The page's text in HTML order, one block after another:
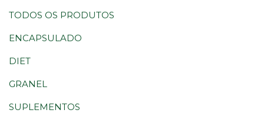
TODOS OS PRODUTOS
ENCAPSULADO
DIET
GRANEL
SUPLEMENTOS